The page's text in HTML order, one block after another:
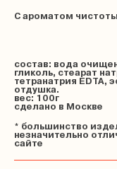
С ароматом чистоты
состав: вода
гликоль, стеарат
тетранатрия EDTA,
отдушка.
вес: 100г
сделано в Москве
* большинство
незначительно
сайте